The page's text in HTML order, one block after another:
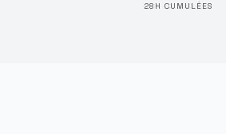
28 H CUMULÉES